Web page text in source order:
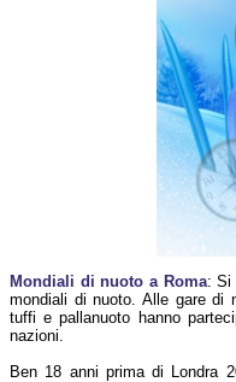
Mondiali di nuoto a Roma: Si
mondiali di nuoto. Alle gare di
tuffi e pallanuoto hanno
nazioni.
Ben 18 anni prima di Londra